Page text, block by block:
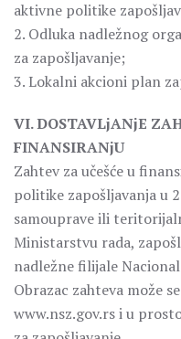
aktivne politike
2. Odluka nadležnog
za zapošljavanje;
3. Lokalni akcioni plan
VI. DOSTAVLjANjE
FINANSIRANjU
Zahtev za učešće u
politike zapošljavanja u
samouprave ili
Ministarstvu rada,
nadležne filijale
Obrazac zahteva može
www.nsz.gov.rs i u